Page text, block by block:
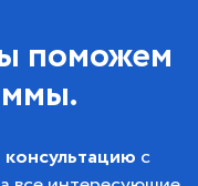
поможем
с